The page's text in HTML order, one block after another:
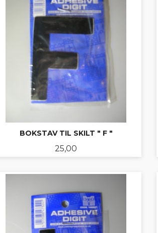
BOKSTAV TIL SKILT " F "
Pris
25,00
KJØP